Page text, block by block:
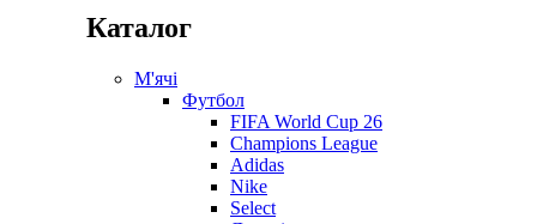
Каталог
М'ячі
Футбол
FIFA World Cup 26
Champions League
Adidas
Nike
Select